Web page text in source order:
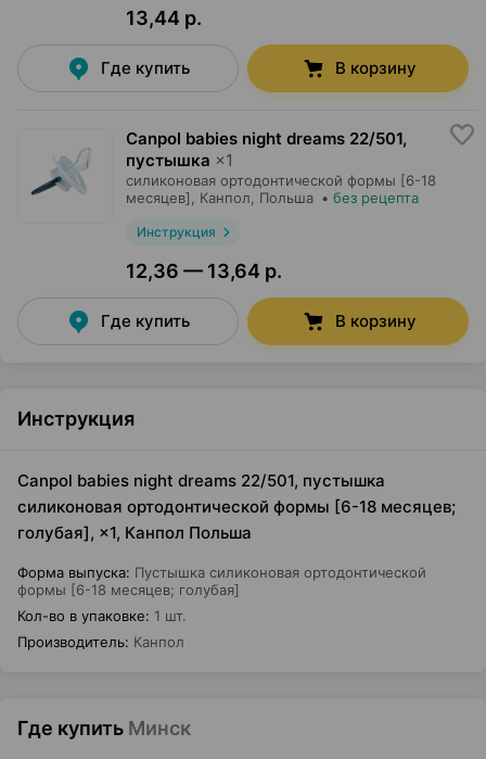
13,44 р.
Где купить В корзину
Canpol babies night dreams 22/501,
пустышка ×1
силиконовая ортодонтической формы [6-18
месяцев],
Канпол , Польша • без рецепта
Инструкция
12,36 — 13,64 р.
Где купить В корзину
Инструкция
Canpol babies night dreams 22/501, пустышка
силиконовая ортодонтической формы [6-18 месяцев;
голубая], ×1, Канпол Польша
Форма выпуска: Пустышка силиконовая ортодонтической
формы [6-18 месяцев; голубая]
Кол-во в упаковке: 1 шт.
Производитель: Канпол
Где купить Минск